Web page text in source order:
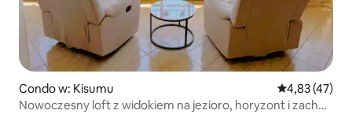
Condo w: Kisumu Średnia
4,83 (47)
Nowoczesny loft z widokiem na jezioro, horyzont i zachód